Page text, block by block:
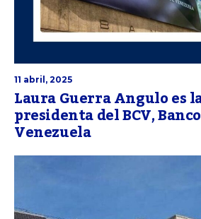
11 abril, 2025
Laura Guerra Angulo es
presidenta del BCV,
Venezuela